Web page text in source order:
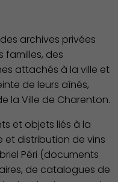
Sports
archives privées
familles, des
attachés à la ville et
de leurs aînés,
la Ville de Charenton.
et objets liés à la
et distribution de vins
Péri (documents
de catalogues de